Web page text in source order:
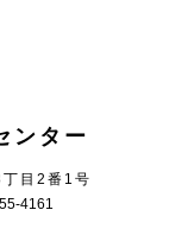
ンター
目2番1号
4161